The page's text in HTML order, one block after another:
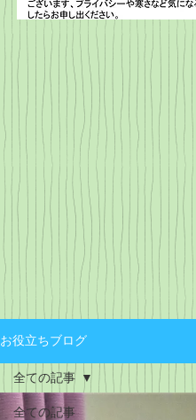
お役立ちブログ
全ての記事
全ての記事